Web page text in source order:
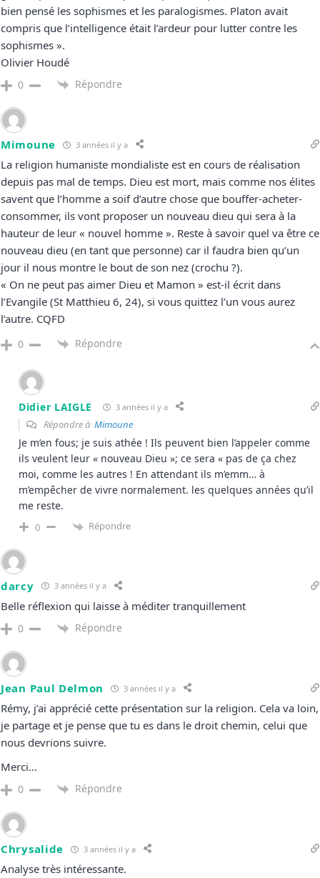
bien pensé les sophismes et les paralogismes. Platon avait
compris que l’intelligence était l’ardeur pour lutter contre les
sophismes ».
Olivier Houdé
0 Répondre
Mimoune 3 années il y a
La religion humaniste mondialiste est en cours de réalisation
depuis pas mal de temps. Dieu est mort, mais comme nos élites
savent que l’homme a soif d’autre chose que bouffer-acheter-
consommer, ils vont proposer un nouveau dieu qui sera à la
hauteur de leur « nouvel homme ». Reste à savoir quel va être ce
nouveau dieu (en tant que personne) car il faudra bien qu’un
jour il nous montre le bout de son nez (crochu ?).
« On ne peut pas aimer Dieu et Mamon » est-il écrit dans
l’Evangile (St Matthieu 6, 24), si vous quittez l’un vous aurez
l’autre. CQFD
0 Répondre
Didier LAIGLE 3 années il y a
Répondre à Mimoune
Je m’en fous; je suis athée ! Ils peuvent bien l’appeler comme
ils veulent leur « nouveau Dieu »; ce sera « pas de ça chez
moi, comme les autres ! En attendant ils m’emm… à
m’empêcher de vivre normalement. les quelques années qu’il
me reste.
0 Répondre
darcy 3 années il y a
Belle réflexion qui laisse à méditer tranquillement
0 Répondre
Jean Paul Delmon 3 années il y a
Rémy, j’ai apprécié cette présentation sur la religion. Cela va loin,
je partage et je pense que tu es dans le droit chemin, celui que
nous devrions suivre.
Merci…
0 Répondre
Chrysalide 3 années il y a
Analyse très intéressante.